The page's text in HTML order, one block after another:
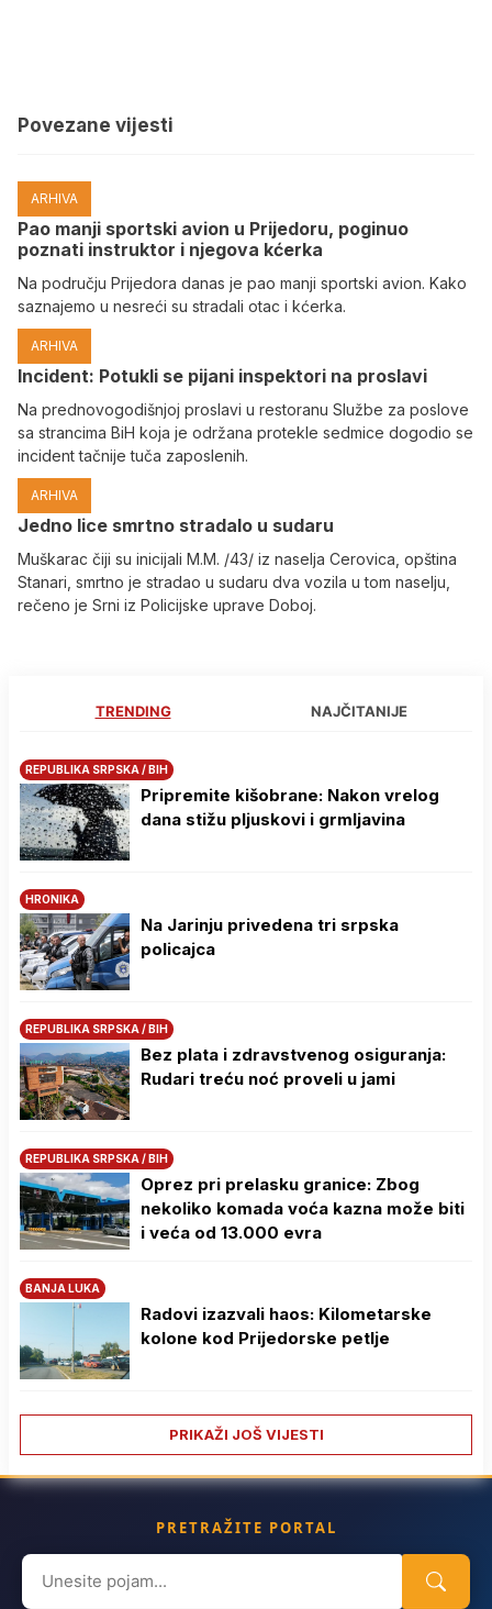
Povezane vijesti
ARHIVA
Pao manji sportski avion u Prijedoru, poginuo
poznati instruktor i njegova kćerka
Na području Prijedora danas je pao manji sportski avion. Kako
saznajemo u nesreći su stradali otac i kćerka.
ARHIVA
Incident: Potukli se pijani inspektori na proslavi
Na prednovogodišnjoj proslavi u restoranu Službe za poslove
sa strancima BiH koja je održana protekle sedmice dogodio se
incident tačnije tuča zaposlenih.
ARHIVA
Јedno lice smrtno stradalo u sudaru
Muškarac čiji su inicijali M.M. /43/ iz naselja Cerovica, opština
Stanari, smrtno je stradao u sudaru dva vozila u tom naselju,
rečeno je Srni iz Policijske uprave Doboj.
TRENDING NAJČITANIJE
REPUBLIKA SRPSKA / BIH
Pripremite kišobrane: Nakon vrelog
dana stižu pljuskovi i grmljavina
HRONIKA
Na Јarinju privedena tri srpska
policajca
REPUBLIKA SRPSKA / BIH
Bez plata i zdravstvenog osiguranja:
Rudari treću noć proveli u jami
REPUBLIKA SRPSKA / BIH
Oprez pri prelasku granice: Zbog
nekoliko komada voća kazna može biti
i veća od 13.000 evra
BANJA LUKA
Radovi izazvali haos: Kilometarske
kolone kod Prijedorske petlje
PRIKAŽI JOŠ VIJESTI
PRETRAŽITE PORTAL
Search
for: